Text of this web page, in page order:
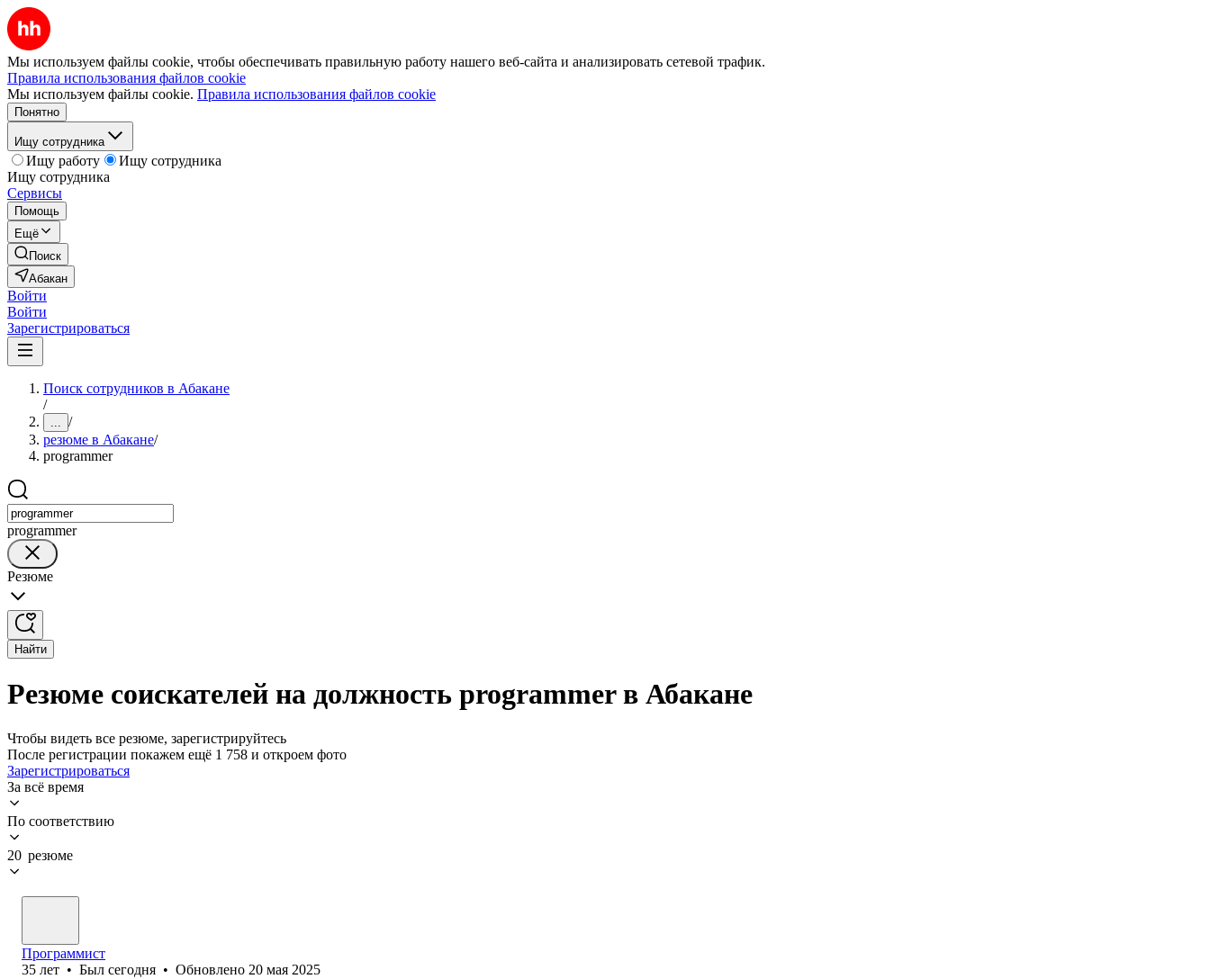
Мы используем файлы cookie, чтобы обеспечивать правильную работу нашего веб-сайта и анализировать сетевой трафик.
Правила использования файлов cookie
Мы используем файлы cookie. Правила использования файлов cookie
Понятно
Ищу сотрудника
Ищу работу
Ищу сотрудника
Ищу сотрудника
Сервисы
Помощь
Ещё
Поиск
Абакан
Войти
Войти
Зарегистрироваться
Поиск сотрудников в Абакане
/
... /
резюме в Абакане/
programmer
programmer
Резюме
Найти
Резюме соискателей на должность programmer в Абакане
Чтобы видеть все резюме, зарегистрируйтесь
После регистрации покажем ещё 1 758 и откроем фото
Зарегистрироваться
За всё время
По соответствию
20 резюме
Программист
35 лет • Был сегодня • Обновлено 20 мая 2025